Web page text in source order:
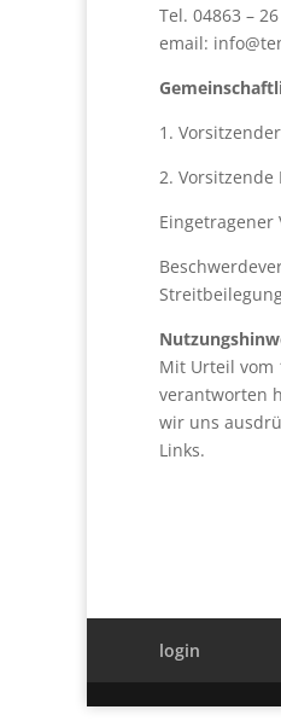
Tel. 04863 –
email:
1.
2. Vorsitzende
Eingetragener
Mit Urteil vom
verantworten
wir uns
Links.
login